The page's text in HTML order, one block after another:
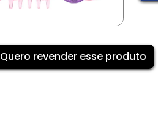
Quero revender esse produto